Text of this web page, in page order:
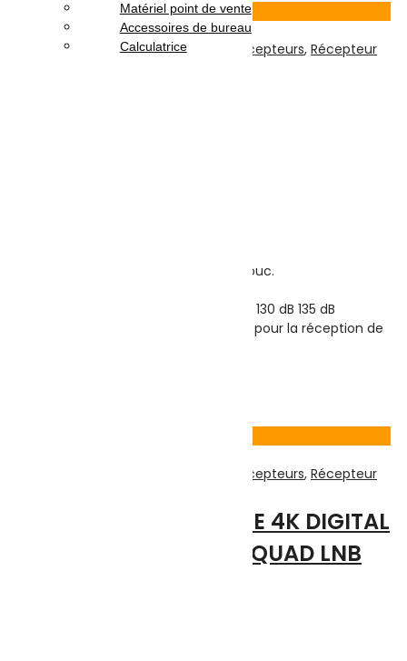
Voir Produit
TV-Son-Photos ,Accessoires Pour Récepteurs, Récepteur
Joint d’étanchéité en caoutchouc.
Pour câble coaxial 7 mm 120 dB 130 dB 135 dB
Compatible avec câble coaxial pour la réception de
Accessoires Pour Récepteurs, Récepteur
STARSAT SR-4604 ACE 4K DIGITAL
KU-BAND UNIVERSAL QUAD LNB
Matériel point de vente
Accessoires de bureau
Calculatrice